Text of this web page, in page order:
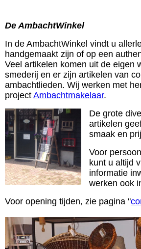
De AmbachtWinkel
In de AmbachtWinkel vindt u
handgemaakt zijn of op een
Veel artikelen komen uit de eigen
smederij en er zijn artikelen van
ambachtlieden. Wij werken met
project Ambachtmakelaar.
De grote
artikelen
smaak en
Voor
kunt u altijd
informatie
werken ook
Voor opening tijden, zie pagina "